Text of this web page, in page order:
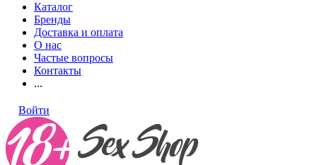
Каталог
Бренды
Доставка и оплата
О нас
Частые вопросы
Контакты
...
Войти